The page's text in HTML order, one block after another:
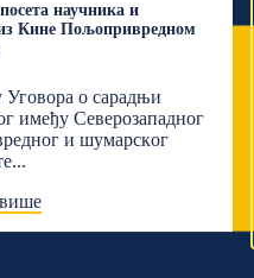
научника и
из Кине Пољопривредном
Уговора о сарадњи
имеђу Северозападног
и шумарскoг